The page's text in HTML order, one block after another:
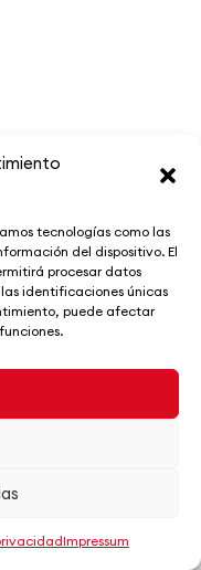
tecnologías como las
del dispositivo. El
procesar datos
identificaciones únicas
puede afectar
Impressum
en
«rasca». Si
de
de vino DO